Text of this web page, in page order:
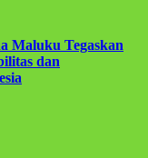
Maluku Tegaskan
dan